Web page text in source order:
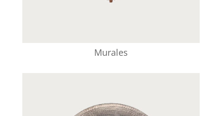
Murales